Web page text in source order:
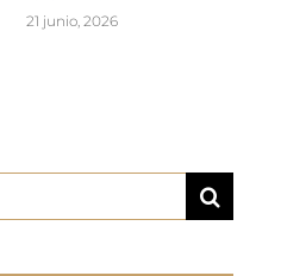
21 junio, 2026